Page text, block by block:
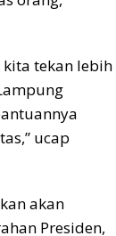
tekan lebih
ucap
akan
Presiden,